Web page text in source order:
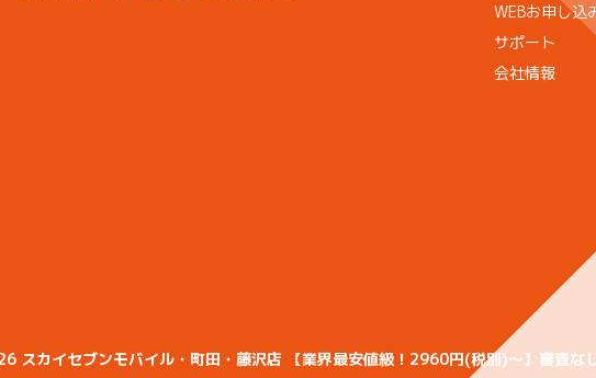
WEBお申し込
サポート
会社情報
カイセブンモバイル・町田・藤沢店 【業界最安値級！2960円(税別)〜】審査